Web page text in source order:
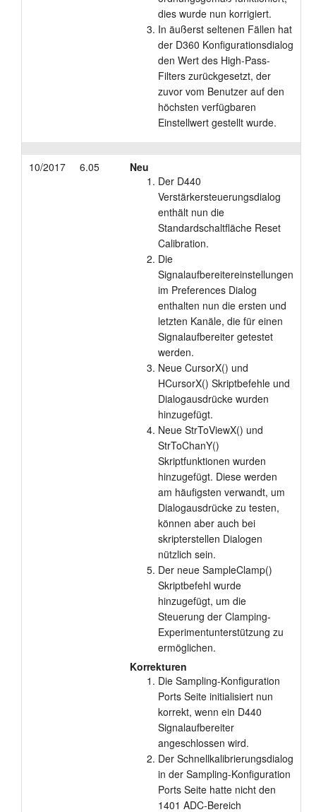
dies wurde nun korrigiert.
In äußerst seltenen Fällen hat
der D360 Konfigurationsdialog
den Wert des High-Pass-
Filters zurückgesetzt, der
zuvor vom Benutzer auf den
höchsten verfügbaren
Einstellwert gestellt wurde.
10/2017 6.05
Neu
Der D440
Verstärkersteuerungsdialog
enthält nun die
Standardschaltfläche Reset
Calibration.
Die
Signalaufbereitereinstellungen
im Preferences Dialog
enthalten nun die ersten und
letzten Kanäle, die für einen
Signalaufbereiter getestet
werden.
Neue CursorX() und
HCursorX() Skriptbefehle und
Dialogausdrücke wurden
hinzugefügt.
Neue StrToViewX() und
StrToChanY()
Skriptfunktionen wurden
hinzugefügt. Diese werden
am häufigsten verwandt, um
Dialogausdrücke zu testen,
können aber auch bei
skripterstellen Dialogen
nützlich sein.
Der neue SampleClamp()
Skriptbefehl wurde
hinzugefügt, um die
Steuerung der Clamping-
Experimentunterstützung zu
ermöglichen.
Korrekturen
Die Sampling-Konfiguration
Ports Seite initialisiert nun
korrekt, wenn ein D440
Signalaufbereiter
angeschlossen wird.
Der Schnellkalibrierungsdialog
in der Sampling-Konfiguration
Ports Seite hatte nicht den
1401 ADC-Bereich